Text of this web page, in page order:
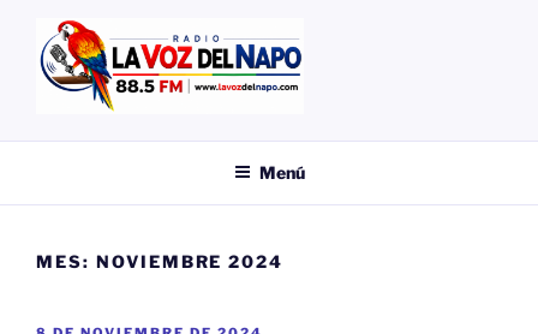
contenido
EMISORA
Menú
MES: NOVIEMBRE 2024